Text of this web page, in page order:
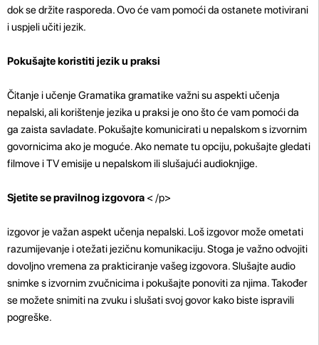
dok se držite rasporeda. Ovo će vam pomoći da ostanete motivirani
i uspjeli učiti jezik.
Pokušajte koristiti jezik u praksi
Čitanje i učenje Gramatika gramatike važni su aspekti učenja
nepalski, ali korištenje jezika u praksi je ono što će vam pomoći da
ga zaista savladate. Pokušajte komunicirati u nepalskom s izvornim
govornicima ako je moguće. Ako nemate tu opciju, pokušajte gledati
filmove i TV emisije u nepalskom ili slušajući audioknjige.
Sjetite se pravilnog izgovora < /p>
izgovor je važan aspekt učenja nepalski. Loš izgovor može ometati
razumijevanje i otežati jezičnu komunikaciju. Stoga je važno odvojiti
dovoljno vremena za prakticiranje vašeg izgovora. Slušajte audio
snimke s izvornim zvučnicima i pokušajte ponoviti za njima. Također
se možete snimiti na zvuku i slušati svoj govor kako biste ispravili
pogreške.